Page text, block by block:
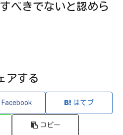
べきでないと認めら
アする
Facebook はてブ
コピー